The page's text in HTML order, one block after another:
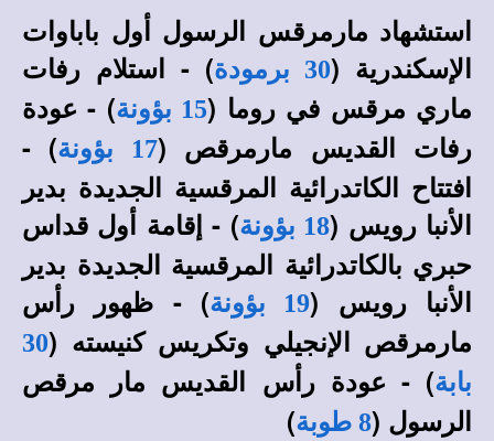
استشهاد مارمرقس الرسول أول باباوات
الإسكندرية (30 برمودة
) - استلام رفات
ماري مرقس في روما (15 بؤونة
) - عودة
رفات القديس مارمرقص (17 بؤونة
) -
افتتاح الكاتدرائية المرقسية الجديدة بدير
الأنبا رويس (18 بؤونة
) - إقامة أول قداس
حبري بالكاتدرائية المرقسية الجديدة بدير
الأنبا رويس (19 بؤونة
) - ظهور رأس
مارمرقص الإنجيلي وتكريس كنيسته (30
بابة) - عودة رأس القديس مار مرقص
الرسول (8 طوبة )